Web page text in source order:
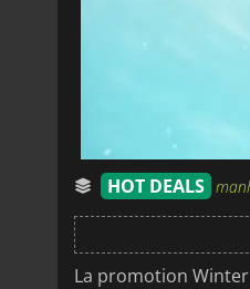
HOT DEALS
La promotion